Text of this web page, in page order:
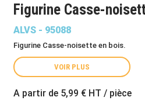
Figurine Casse-
ALVS - 95088
Figurine Casse-noisette en bois.
VOIR PLUS
A partir de 5,99 € HT / pièce